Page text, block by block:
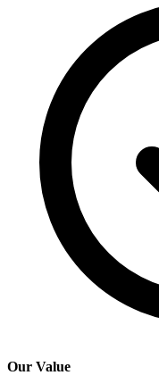
Our Value